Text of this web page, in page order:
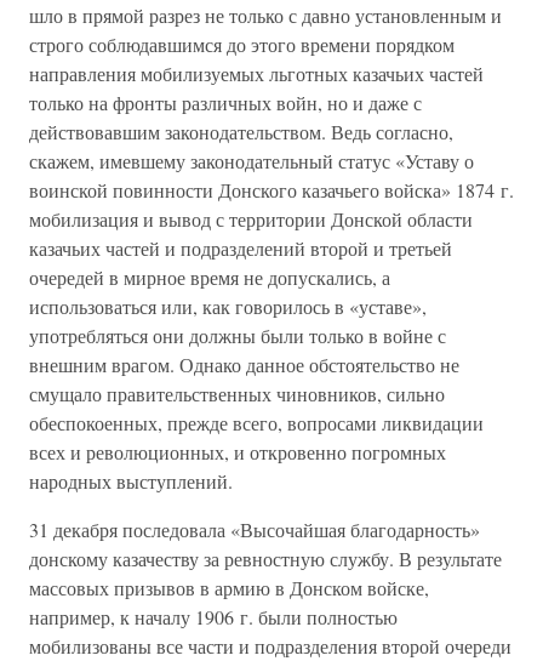
шло в прямой разрез не только с давно установленным и
строго соблюдавшимся до этого времени порядком
направления мобилизуемых льготных казачьих частей
только на фронты различных войн, но и даже с
действовавшим законодательством. Ведь согласно,
скажем, имевшему законодательный статус «Уставу о
воинской повинности Донского казачьего войска» 1874 г.
мобилизация и вывод с территории Донской области
казачьих частей и подразделений второй и третьей
очередей в мирное время не допускались, а
использоваться или, как говорилось в «уставе»,
употребляться они должны были только в войне с
внешним врагом. Однако данное обстоятельство не
смущало правительственных чиновников, сильно
обеспокоенных, прежде всего, вопросами ликвидации
всех и революционных, и откровенно погромных
народных выступлений.
31 декабря последовала «Высочайшая благодарность»
донскому казачеству за ревностную службу. В результате
массовых призывов в армию в Донском войске,
например, к началу 1906 г. были полностью
мобилизованы все части и подразделения второй очереди